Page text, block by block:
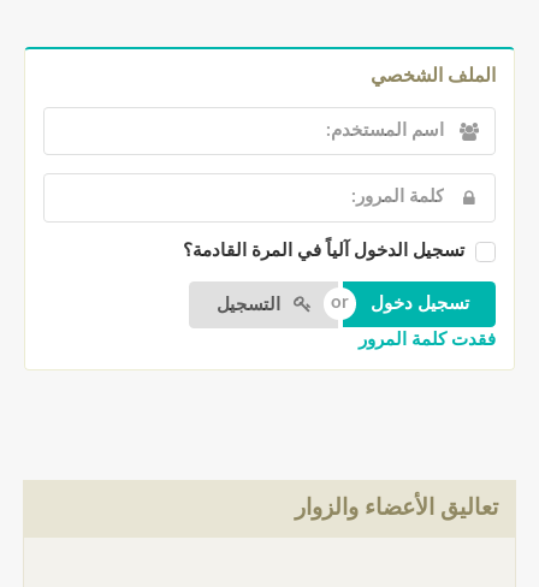
الملف الشخصي
تسجيل الدخول آلياً في المرة القادمة؟
التسجيل
فقدت كلمة المرور
تعاليق الأعضاء والزوار